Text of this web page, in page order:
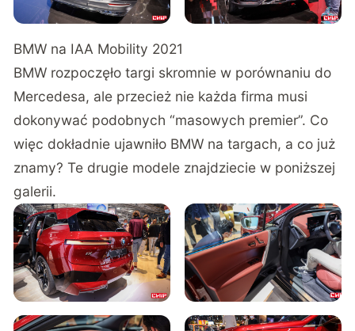
BMW na IAA Mobility 2021
BMW rozpoczęło targi skromnie w porównaniu do
Mercedesa, ale przecież nie każda firma musi
dokonywać podobnych “masowych premier”. Co
więc dokładnie ujawniło BMW na targach, a co już
znamy? Te drugie modele znajdziecie w poniższej
galerii.